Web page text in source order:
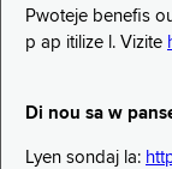
Pwoteje benefis
p ap itilize l. Vizite
Di nou sa w
Lyen sondaj la: